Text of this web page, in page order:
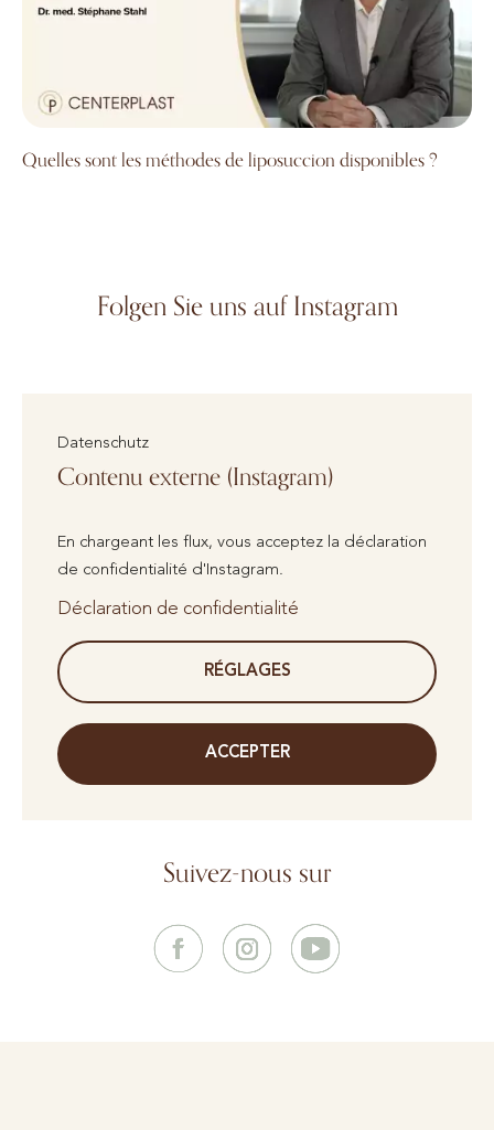
Quelles sont les méthodes de liposuccion disponibles ?
Folgen Sie uns auf Instagram
Datenschutz
Contenu externe (Instagram)
En chargeant les flux, vous acceptez la déclaration
de confidentialité d'Instagram.
Déclaration de confidentialité
RÉGLAGES
ACCEPTER
Suivez-nous sur